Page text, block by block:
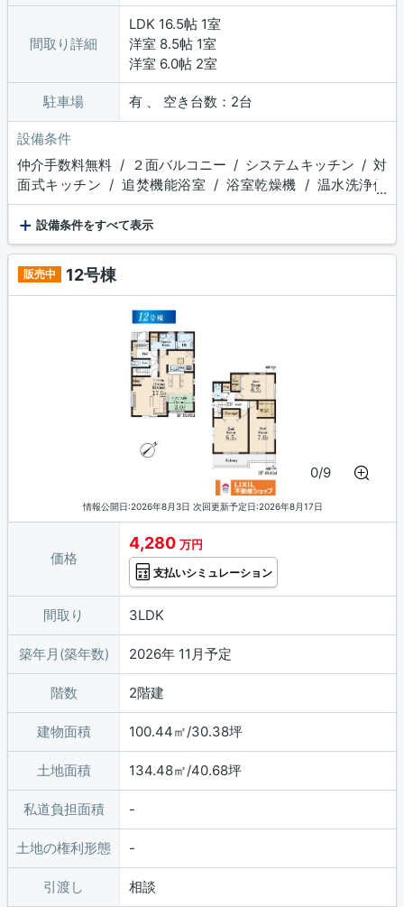
間取り詳細
LDK 16.5帖 1室
洋室 8.5帖 1室
洋室 6.0帖 2室
駐車場 有 、 空き台数：2台
設備条件
仲介手数料無料 / ２面バルコニー / システムキッチン / 対
面式キッチン / 追焚機能浴室 / 浴室乾燥機 / 温水洗浄便
座 / トイレ２ヶ所 / 浴室１坪以上 / 床下収納 / ウォーク
インクロゼット / 食品庫 / 収納豊富 / TVモニタ付インタ
ーホン / ディンプルキー
...
+ 設備条件をすべて表示
販売中 12号棟
0/9
情報公開日:2026年8月3日 次回更新予定日:2026年8月17日
価格
4,280 万円
支払いシミュレーション
間取り 3LDK
築年月(築年数) 2026年 11月予定
階数 2階建
建物面積 100.44㎡/30.38坪
土地面積 134.48㎡/40.68坪
私道負担面積
土地の権利形態
引渡し 相談